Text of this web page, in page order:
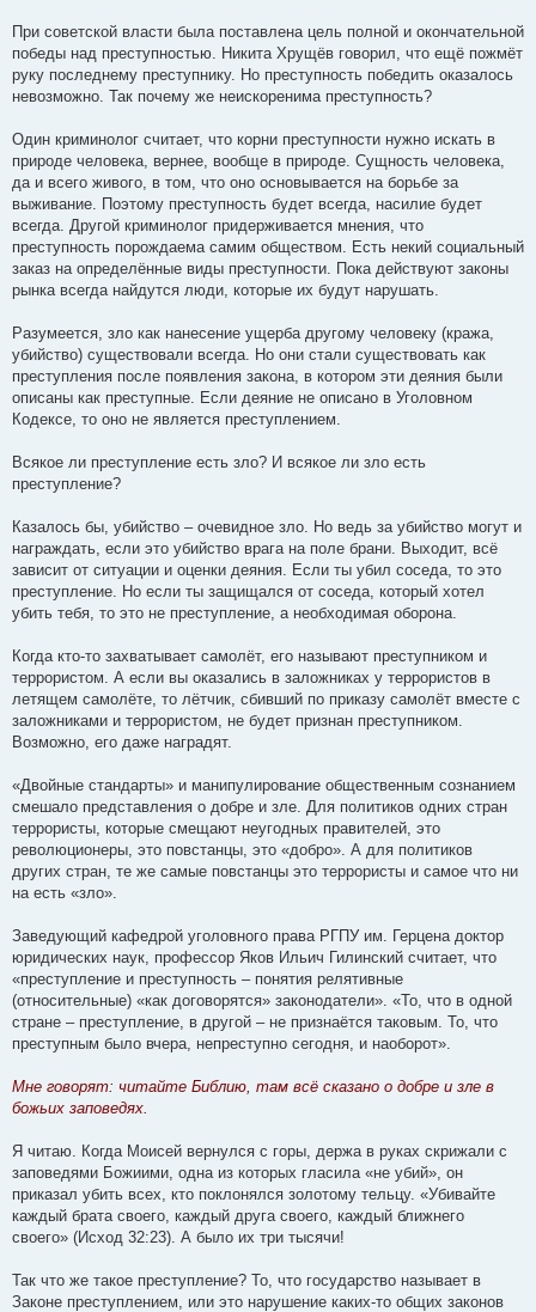
При советской власти была поставлена цель полной и окончательной
победы над преступностью. Никита Хрущёв говорил, что ещё пожмёт
руку последнему преступнику. Но преступность победить оказалось
невозможно. Так почему же неискоренима преступность?
Один криминолог считает, что корни преступности нужно искать в
природе человека, вернее, вообще в природе. Сущность человека,
да и всего живого, в том, что оно основывается на борьбе за
выживание. Поэтому преступность будет всегда, насилие будет
всегда. Другой криминолог придерживается мнения, что
преступность порождаема самим обществом. Есть некий социальный
заказ на определённые виды преступности. Пока действуют законы
рынка всегда найдутся люди, которые их будут нарушать.
Разумеется, зло как нанесение ущерба другому человеку (кража,
убийство) существовали всегда. Но они стали существовать как
преступления после появления закона, в котором эти деяния были
описаны как преступные. Если деяние не описано в Уголовном
Кодексе, то оно не является преступлением.
Всякое ли преступление есть зло? И всякое ли зло есть
преступление?
Казалось бы, убийство – очевидное зло. Но ведь за убийство могут и
награждать, если это убийство врага на поле брани. Выходит, всё
зависит от ситуации и оценки деяния. Если ты убил соседа, то это
преступление. Но если ты защищался от соседа, который хотел
убить тебя, то это не преступление, а необходимая оборона.
Когда кто-то захватывает самолёт, его называют преступником и
террористом. А если вы оказались в заложниках у террористов в
летящем самолёте, то лётчик, сбивший по приказу самолёт вместе с
заложниками и террористом, не будет признан преступником.
Возможно, его даже наградят.
«Двойные стандарты» и манипулирование общественным сознанием
смешало представления о добре и зле. Для политиков одних стран
террористы, которые смещают неугодных правителей, это
революционеры, это повстанцы, это «добро». А для политиков
других стран, те же самые повстанцы это террористы и самое что ни
на есть «зло».
Заведующий кафедрой уголовного права РГПУ им. Герцена доктор
юридических наук, профессор Яков Ильич Гилинский считает, что
«преступление и преступность – понятия релятивные
(относительные) «как договорятся» законодатели». «То, что в одной
стране – преступление, в другой – не признаётся таковым. То, что
преступным было вчера, непреступно сегодня, и наоборот».
Мне говорят: читайте Библию, там всё сказано о добре и зле в
божьих заповедях.
Я читаю. Когда Моисей вернулся с горы, держа в руках скрижали с
заповедями Божиими, одна из которых гласила «не убий», он
приказал убить всех, кто поклонялся золотому тельцу. «Убивайте
каждый брата своего, каждый друга своего, каждый ближнего
своего» (Исход 32:23). А было их три тысячи!
Так что же такое преступление? То, что государство называет в
Законе преступлением, или это нарушение каких-то общих законов